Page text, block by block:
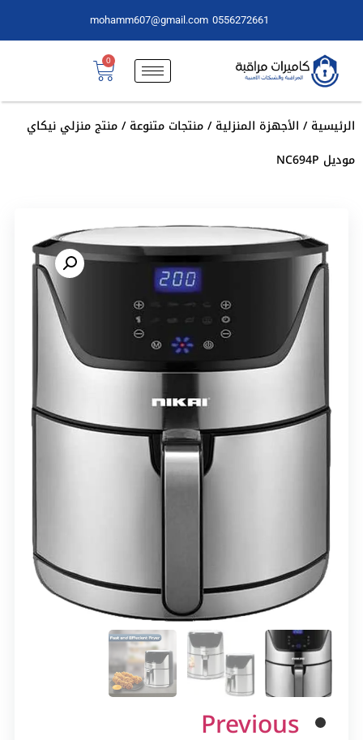
0556272661
mohamm607@gmail.com
0
الرئيسية/ الأجهزة المنزلية/منتجات متنوعة/ منتج منزلي نيكاي
موديل NC694P
Previous